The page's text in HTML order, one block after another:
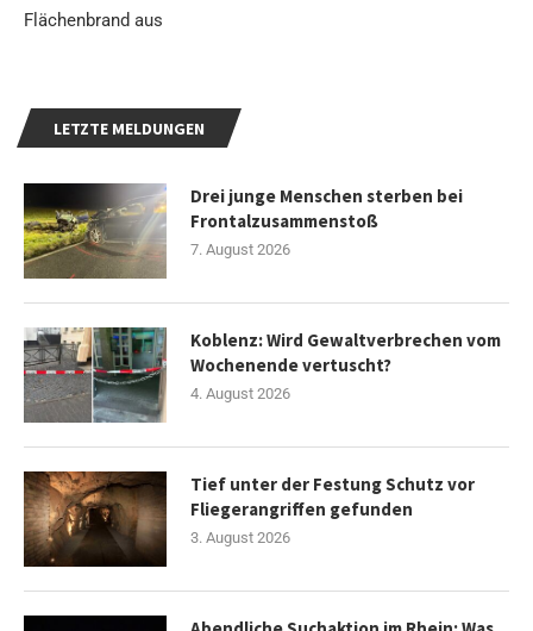
Flächenbrand aus
LETZTE MELDUNGEN
Drei junge Menschen sterben bei
Frontalzusammenstoß
7. August 2026
Koblenz: Wird Gewaltverbrechen vom
Wochenende vertuscht?
4. August 2026
Tief unter der Festung Schutz vor
Fliegerangriffen gefunden
3. August 2026